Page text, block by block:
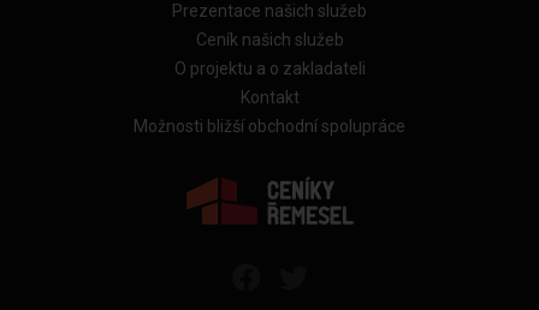
Prezentace našich služeb
Ceník našich služeb
O projektu a o zakladateli
Kontakt
Možnosti bližší obchodní spolupráce